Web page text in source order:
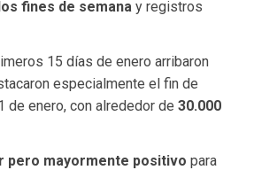
fines de semana y registros
15 días de enero arribaron
especialmente el fin de
de enero, con alrededor de 30.000
pero mayormente positivo para